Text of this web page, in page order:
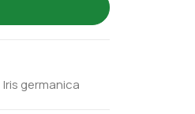
Iris germanica